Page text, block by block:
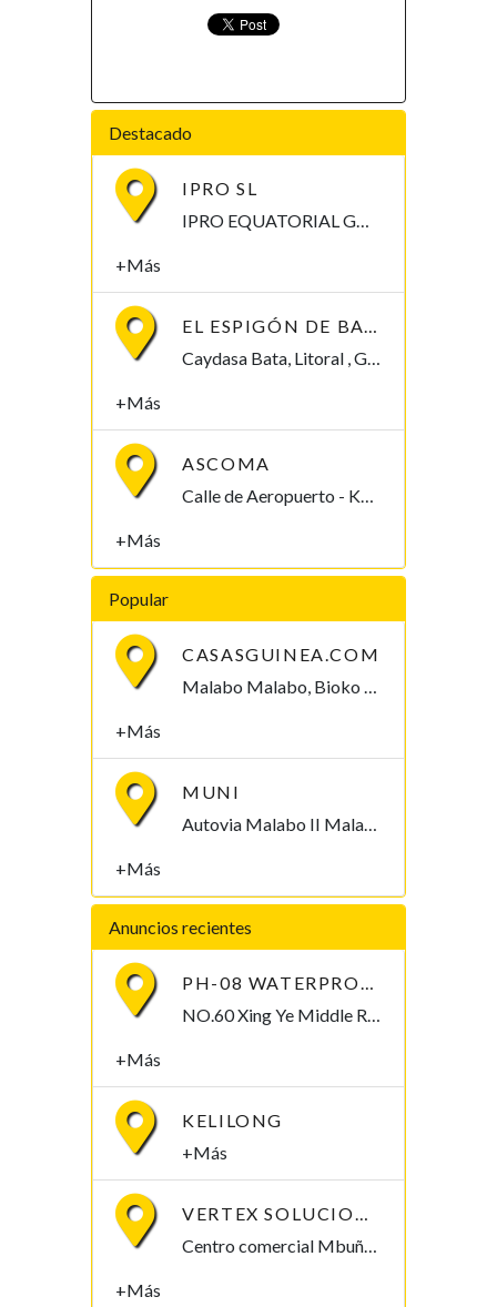
Destacado
IPRO SL
+Más
+Más
ASCOMA
+Más
Popular
CASASGUINEA.COM
Malabo Malabo, Bioko Norte , Guinea Ecuatorial
+Más
MUNI
Autovia Malabo II Malabo, Bioko Norte , Guinea Ecuatorial
+Más
Anuncios recientes
PH-08 WATERPROOF PEN-TYPE SOIL PH METER
NO.60 Xing Ye Middle Road Fuan Fujian China , 355019,
+Más
KELILONG
+Más
VERTEX SOLUCIONES S.L.
Centro comercial Mbuña Bocamba, primera planta. Bata, Litoral , Guinea Ecuatorial
+Más